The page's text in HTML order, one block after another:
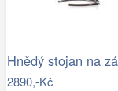
2890,-Kč